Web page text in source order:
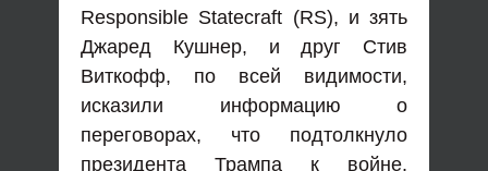
Responsible Statecraft (RS), и зять
Джаред Кушнер, и друг Стив
Виткофф, по всей видимости,
исказили информацию о
переговорах, что подтолкнуло
президента Трампа к войне.